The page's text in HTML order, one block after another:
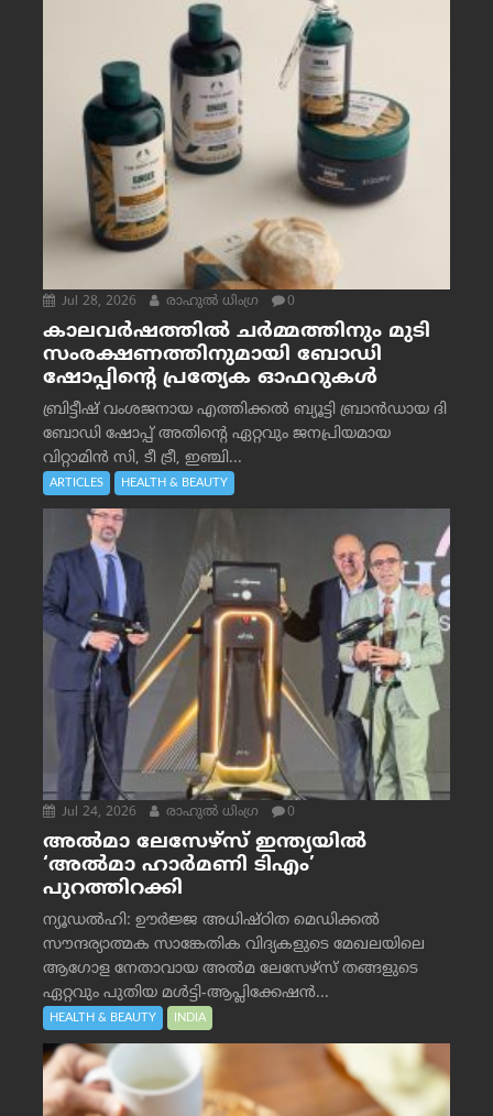
Jul 28, 2026 രാഹുല്‍ ധിംഗ്ര 0
കാലവർഷത്തിൽ ചർമ്മത്തിനും മുടി
സംരക്ഷണത്തിനുമായി ബോഡി
ഷോപ്പിന്റെ പ്രത്യേക ഓഫറുകൾ
ബ്രിട്ടീഷ് വംശജനായ എത്തിക്കൽ ബ്യൂട്ടി ബ്രാൻഡായ ദി
ബോഡി ഷോപ്പ് അതിന്റെ ഏറ്റവും ജനപ്രിയമായ
വിറ്റാമിൻ സി, ടീ ട്രീ, ഇഞ്ചി...
ARTICLES HEALTH & BEAUTY
Jul 24, 2026 രാഹുല്‍ ധിംഗ്ര 0
അൽമാ ലേസേഴ്സ് ഇന്ത്യയിൽ
‘അൽമാ ഹാർമണി ടിഎം’
പുറത്തിറക്കി
ന്യൂഡൽഹി: ഊർജ്ജ അധിഷ്ഠിത മെഡിക്കൽ
സൗന്ദര്യാത്മക സാങ്കേതിക വിദ്യകളുടെ മേഖലയിലെ
ആഗോള നേതാവായ അൽമ ലേസേഴ്സ് തങ്ങളുടെ
ഏറ്റവും പുതിയ മൾട്ടി-ആപ്ലിക്കേഷൻ...
HEALTH & BEAUTY INDIA